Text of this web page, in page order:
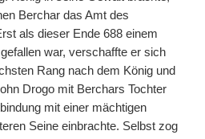
Berchar das Amt des
als dieser Ende 688 einem
war, verschaffte er sich
Rang nach dem König und
Drogo mit Berchars Tochter
mit einer mächtigen
Seine einbrachte. Selbst zog